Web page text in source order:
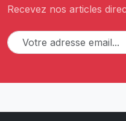
Recevez nos articles